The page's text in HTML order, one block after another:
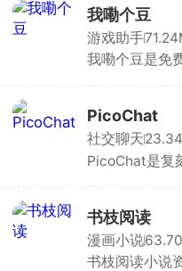
方便。承诺假
赔票价，电子
扫码进。适合
美演唱会，怕
我嘞个豆
游戏助手
我嘞个豆是免
度、局部放大
手绘像素画、
库存。带灵感
拼豆爱好者必
PicoChat
社交聊天
PicoChat是复
emoji，能手写
撤销、存收藏
一样。
书枝阅读
漫画小说
书枝阅读小说